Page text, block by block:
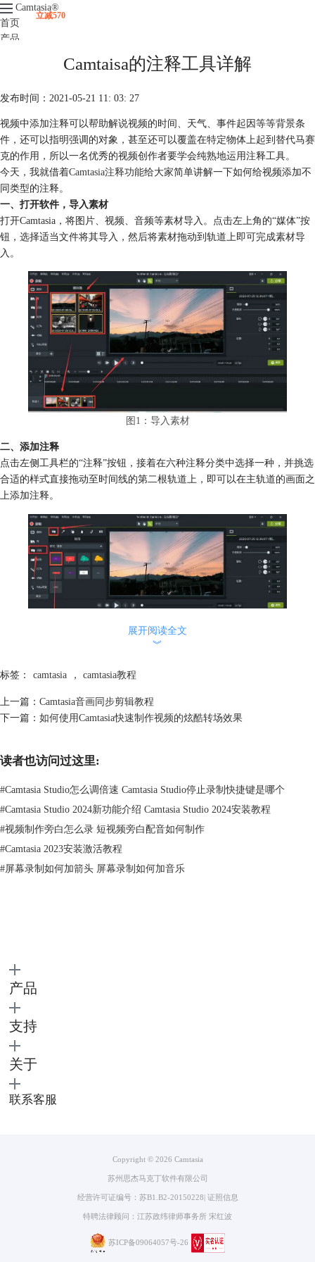
Camtasia®
首页
产品
立减570
视频课程
Camtaisa的注释工具详解
发布时间：2021-05-21 11: 03: 27
视频中添加注释可以帮助解说视频的时间、天气、事件起因等等背景条
件，还可以指明强调的对象，甚至还可以覆盖在特定物体上起到替代马赛
克的作用，所以一名优秀的视频创作者要学会纯熟地运用注释工具。
今天，我就借着Camtasia注释功能给大家简单讲解一下如何给视频添加不
同类型的注释。
一、打开软件，导入素材
打开Camtasia，将图片、视频、音频等素材导入。点击左上角的“媒体”按
钮，选择适当文件将其导入，然后将素材拖动到轨道上即可完成素材导
入。
图1：导入素材
二、添加注释
点击左侧工具栏的“注释”按钮，接着在六种注释分类中选择一种，并挑选
合适的样式直接拖动至时间线的第二根轨道上，即可以在主轨道的画面之
上添加注释。
标注的基本样式是给视频添加“台词气泡”，以此来对视频对象进行进一步
的说明，亦或者对人物的对话、心理活动进行解读。添加标注之后可以在
本、字体字号、气泡样式、不透明度等等。
即可，之后也可以在预览窗口对箭头图案进行变换，右侧的属性设置可以
设置箭头图案的样式、颜色、粗细、不透明度等。
展开阅读全文
︾
标签： camtasia ， camtasia教程
上一篇： Camtasia音画同步剪辑教程
下一篇： 如何使用Camtasia快速制作视频的炫酷转场效果
读者也访问过这里:
#Camtasia Studio怎么调倍速 Camtasia Studio停止录制快捷键是哪个
#Camtasia Studio 2024新功能介绍 Camtasia Studio 2024安装教程
#视频制作旁白怎么录 短视频旁白配音如何制作
#Camtasia 2023安装激活教程
#屏幕录制如何加箭头 屏幕录制如何加音乐
产品
支持
关于
联系客服
Copyright © 2026 Camtasia
苏州思杰马克丁软件有限公司
经营许可证编号：苏B1.B2-20150228 证照信息
特聘法律顾问：江苏政纬律师事务所 宋红波
苏ICP备09064057号-26